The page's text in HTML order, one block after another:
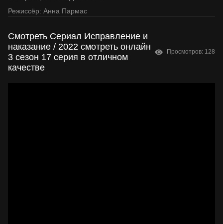
Режиссёр: Анна Пармас
Смотреть Сериал Исправление и
наказание / 2022 смотреть онлайн
3 сезон 17 серия в отличном
качестве
Просмотров: 128